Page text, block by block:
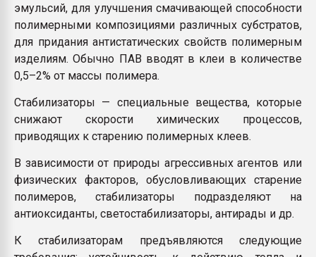
эмульсий, для улучшения смачивающей способности
полимерными композициями различных субстратов,
для придания антистатических свойств полимерным
изделиям. Обычно ПАВ вводят в клеи в количестве
0,5–2% от массы полимера.
Стабилизаторы — специальные вещества, которые
снижают скорости химических процессов,
приводящих к старению полимерных клеев.
В зависимости от природы агрессивных агентов или
физических факторов, обусловливающих старение
полимеров, стабилизаторы подразделяют на
антиоксиданты, светостабилизаторы, антирады и др.
К стабилизаторам предъявляются следующие